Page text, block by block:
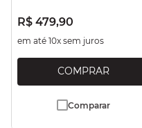
R$ 479,90
em até 10x sem juros
Comparar